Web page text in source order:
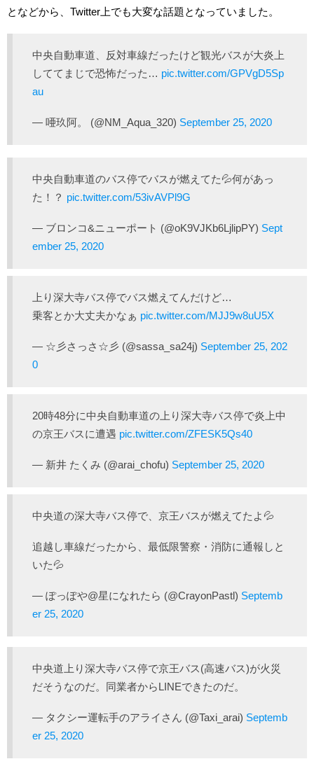
となどから、Twitter上でも大変な話題となっていました。
中央自動車道、反対車線だったけど観光バスが大炎上
しててまじで恐怖だった… pic.twitter.com/GPVgD5Sp
au
— 唖玖阿。 (@NM_Aqua_320) September 25, 2020
中央自動車道のバス停でバスが燃えてた💦何があっ
た！？ pic.twitter.com/53ivAVPl9G
— ブロンコ&ニューポート (@oK9VJKb6LjlipPY) Sept
ember 25, 2020
上り深大寺バス停でバス燃えてんだけど…
乗客とか大丈夫かなぁ pic.twitter.com/MJJ9w8uU5X
— ☆彡さっさ☆彡 (@sassa_sa24j) September 25, 202
0
20時48分に中央自動車道の上り深大寺バス停で炎上中
の京王バスに遭遇 pic.twitter.com/ZFESK5Qs40
— 新井 たくみ (@arai_chofu) September 25, 2020
中央道の深大寺バス停で、京王バスが燃えてたよ💦
追越し車線だったから、最低限警察・消防に通報しと
いた💦
— ぽっぽや@星になれたら (@CrayonPastl) Septemb
er 25, 2020
中央道上り深大寺バス停で京王バス(高速バス)が火災
だそうなのだ。同業者からLINEできたのだ。
— タクシー運転手のアライさん (@Taxi_arai) Septemb
er 25, 2020